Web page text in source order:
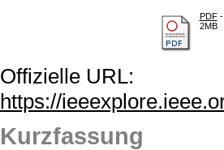
PDF-
2MB
Offizielle URL:
https://
Kurzfassung